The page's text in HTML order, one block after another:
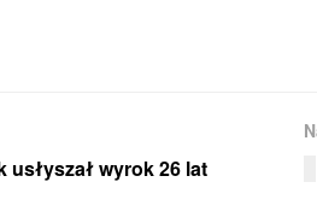
usłyszał wyrok 26 lat